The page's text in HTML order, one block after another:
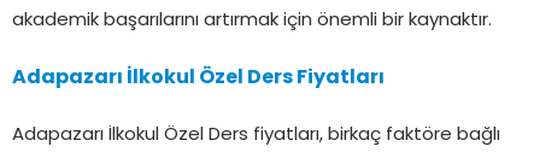
akademik başarılarını artırmak için önemli bir kaynaktır.
Adapazarı İlkokul Özel Ders Fiyatları
Adapazarı İlkokul Özel Ders fiyatları, birkaç faktöre bağlı